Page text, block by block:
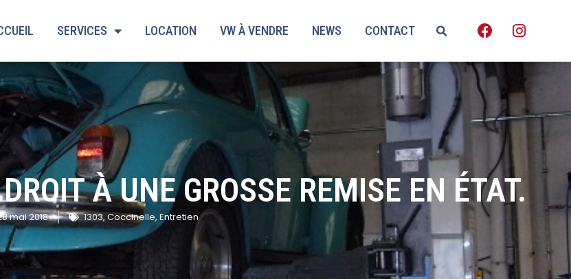
SERVICES LOCATION VW À VENDRE NEWS CONTACT
À UNE GROSSE REMISE EN ÉTAT.
mai 2018 1303, Coccinelle, Entretien